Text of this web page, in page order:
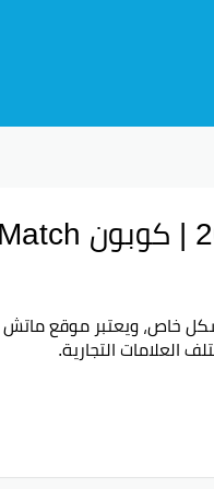
خاص، ويعتبر موقعماتش
التجارية.